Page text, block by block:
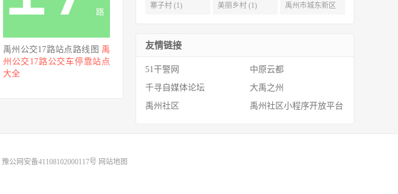
禹州公交17路站点路线图 禹
州公交17路公交车停靠站点
大全
寨子村 (1) 美丽乡村 (1) 禹州市城东新区
友情链接
51干警网
中原云都
千寻自媒体论坛
大禹之州
禹州社区
禹州社区小程序开放平台
豫公网安备41108102000117号 网站地图